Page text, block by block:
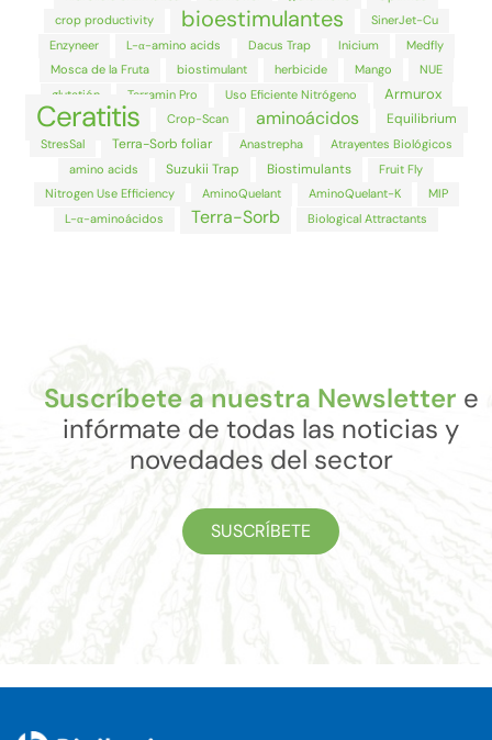
crop productivity
bioestimulantes
SinerJet-Cu
Enzyneer
L-α-amino acids Dacus Trap Inicium
Medfly
Mosca de la Fruta
biostimulant herbicide Mango
NUE
glutatión
Terramin Pro Uso Eficiente Nitrógeno Armurox
Ceratitis Crop-Scan aminoácidos Equilibrium
StresSal Terra-Sorb foliar Anastrepha
Atrayentes Biológicos
amino acids
Suzukii Trap Biostimulants
Fruit Fly
Nitrogen Use Efficiency
AminoQuelant AminoQuelant-K
MIP
L-α-aminoácidos
Terra-Sorb Biological Attractants
Suscríbete a nuestra Newsletter e
infórmate de todas las noticias y
novedades del sector
SUSCRÍBETE